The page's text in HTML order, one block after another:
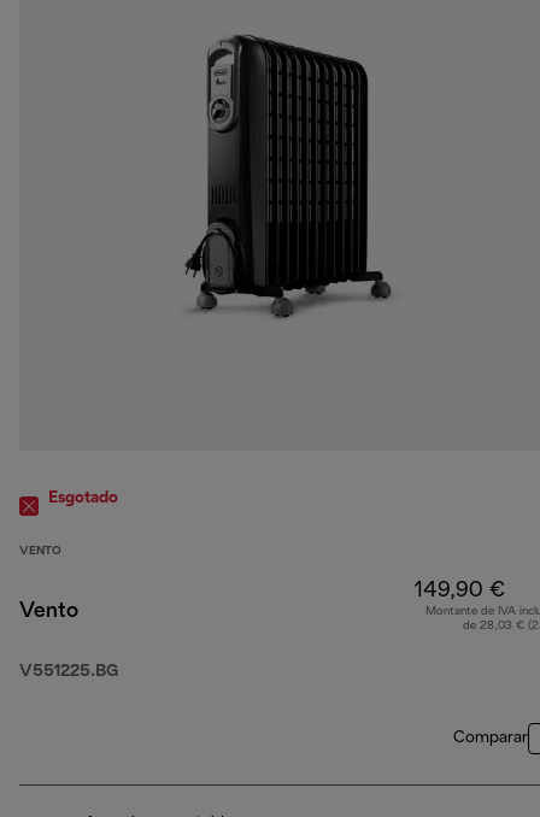
Esgotado
VENTO
Vento
V551225.BG
149,90 €
Montante de IVA
de 28,03 €
Comparar